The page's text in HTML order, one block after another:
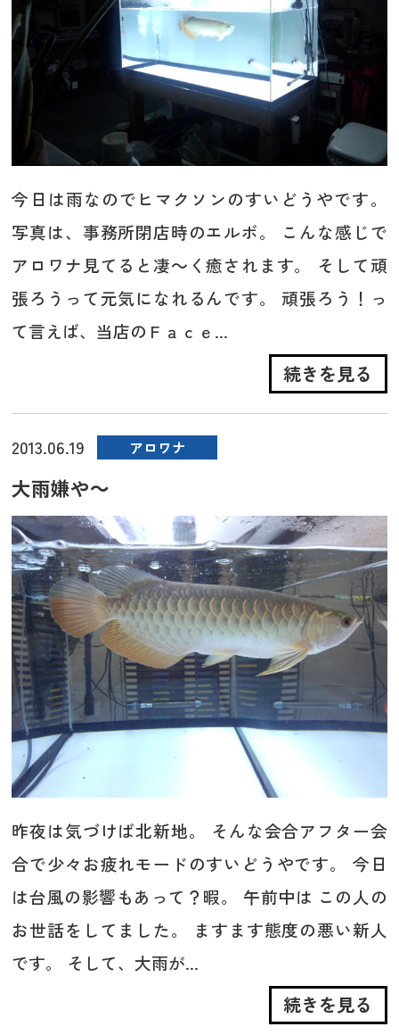
今日は雨なのでヒマクソンのすいどうやです。
写真は、事務所閉店時のエルボ。 こんな感じで
アロワナ見てると凄～く癒されます。 そして頑
張ろうって元気になれるんです。 頑張ろう！っ
て言えば、当店のＦａｃｅ...
続きを見る
2013.06.19 アロワナ
大雨嫌や～
昨夜は気づけば北新地。 そんな会合アフター会
合で少々お疲れモードのすいどうやです。 今日
は台風の影響もあって？暇。 午前中は この人の
お世話をしてました。 ますます態度の悪い新人
です。 そして、大雨が...
続きを見る